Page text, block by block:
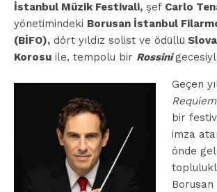
İstanbul Müzik Festivali, şef Carlo
yönetimindeki Borusan İstanbul
(BİFO), dört yıldız solist ve ödüllü
Korosu ile, tempolu bir Rossini
Geçen
bir
imza
önde